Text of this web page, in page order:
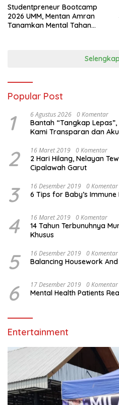
Studentpreneur Bootcamp
2026 UMM, Mentan Amran
Tanamkan Mental Tahan
Popular Post
1 6 Agustus 2026 0 Komentar
Bantah “Tangkap
Kami Transparan dan
2 16 Maret 2019 0 Komentar
2 Hari Hilang, Nelayan
Cipalawah Garut
3 16 Desember 2019 0 Komentar
6 Tips for Baby’s
4 16 Maret 2019 0 Komentar
14 Tahun Terbunuhnya
Khusus
5 16 Desember 2019 0 Komentar
Balancing Housework
6 17 Desember 2019 0 Komentar
Mental Health Patients
Entertainment